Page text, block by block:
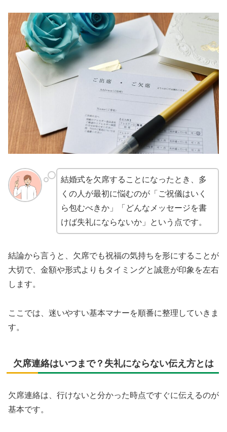
結婚式を欠席することになったとき、多
くの人が最初に悩むのが「ご祝儀はいく
ら包むべきか」「どんなメッセージを書
けば失礼にならないか」という点です。
結論から言うと、欠席でも祝福の気持ちを形にすることが
大切で、金額や形式よりもタイミングと誠意が印象を左右
します。
ここでは、迷いやすい基本マナーを順番に整理していきま
す。
欠席連絡はいつまで？失礼にならない伝え方とは
欠席連絡は、行けないと分かった時点ですぐに伝えるのが
基本です。